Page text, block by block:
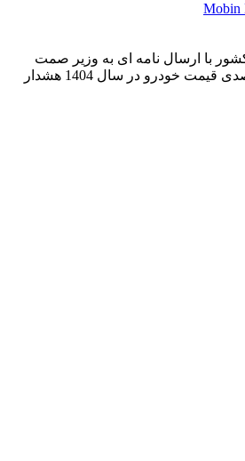
Mobin
با ارسال نامه ای به وزیر صمت
نسبت به افزایش 150 درصدی قیمت خودرو در سال 1404 هشدار